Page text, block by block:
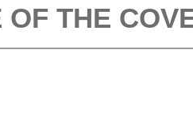
OF THE